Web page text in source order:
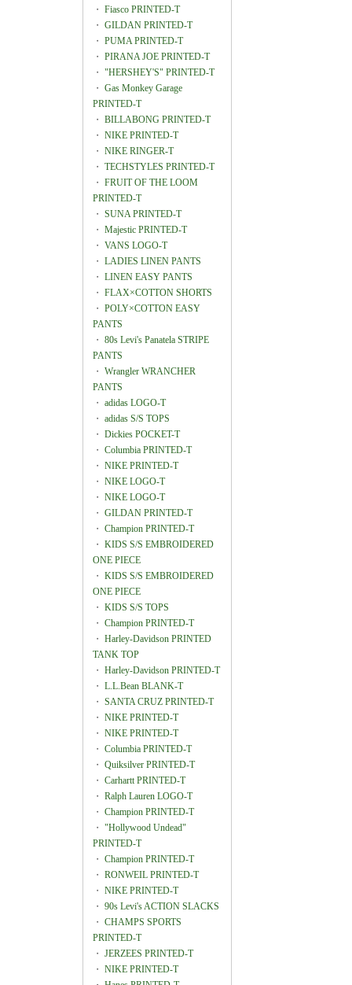
・ Fiasco PRINTED-T
・ GILDAN PRINTED-T
・ PUMA PRINTED-T
・ PIRANA JOE PRINTED-T
・ "HERSHEY'S" PRINTED-T
・ Gas Monkey Garage
PRINTED-T
・ BILLABONG PRINTED-T
・ NIKE PRINTED-T
・ NIKE RINGER-T
・ TECHSTYLES PRINTED-T
・ FRUIT OF THE LOOM
PRINTED-T
・ SUNA PRINTED-T
・ Majestic PRINTED-T
・ VANS LOGO-T
・ LADIES LINEN PANTS
・ LINEN EASY PANTS
・ FLAX×COTTON SHORTS
・ POLY×COTTON EASY
PANTS
・ 80s Levi's Panatela STRIPE
PANTS
・ Wrangler WRANCHER
PANTS
・ adidas LOGO-T
・ adidas S/S TOPS
・ Dickies POCKET-T
・ Columbia PRINTED-T
・ NIKE PRINTED-T
・ NIKE LOGO-T
・ NIKE LOGO-T
・ GILDAN PRINTED-T
・ Champion PRINTED-T
・ KIDS S/S EMBROIDERED
ONE PIECE
・ KIDS S/S EMBROIDERED
ONE PIECE
・ KIDS S/S TOPS
・ Champion PRINTED-T
・ Harley-Davidson PRINTED
TANK TOP
・ Harley-Davidson PRINTED-T
・ L.L.Bean BLANK-T
・ SANTA CRUZ PRINTED-T
・ NIKE PRINTED-T
・ NIKE PRINTED-T
・ Columbia PRINTED-T
・ Quiksilver PRINTED-T
・ Carhartt PRINTED-T
・ Ralph Lauren LOGO-T
・ Champion PRINTED-T
・ "Hollywood Undead"
PRINTED-T
・ Champion PRINTED-T
・ RONWEIL PRINTED-T
・ NIKE PRINTED-T
・ 90s Levi's ACTION SLACKS
・ CHAMPS SPORTS
PRINTED-T
・ JERZEES PRINTED-T
・ NIKE PRINTED-T